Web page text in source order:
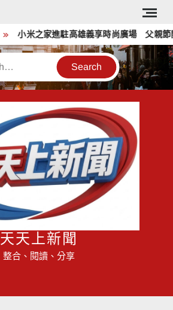
小米之家進駐高雄義享時尚廣場 父親節開
天天上新聞
整合、閱讀、分享